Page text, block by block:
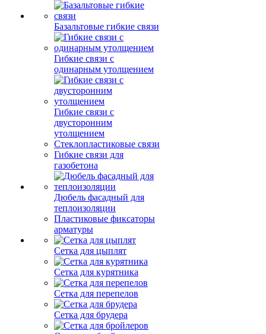
Базальтовые гибкие связи
Гибкие связи с
одинарным утолщением
Гибкие связи с
двусторонним
утолщением
Стеклопластиковые связи
Гибкие связи для
газобетона
Дюбель фасадный для
теплоизоляции
Пластиковые фиксаторы
арматуры
Сетка для цыплят
Сетка для курятника
Сетка для перепелов
Сетка для брудера